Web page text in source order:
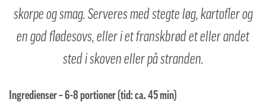
skorpe og smag. Serveres med stegte løg, kartofler og
en god flødesovs, eller i et franskbrød et eller andet
sted i skoven eller på stranden.
Ingredienser – 6-8 portioner (tid: ca. 45 min)